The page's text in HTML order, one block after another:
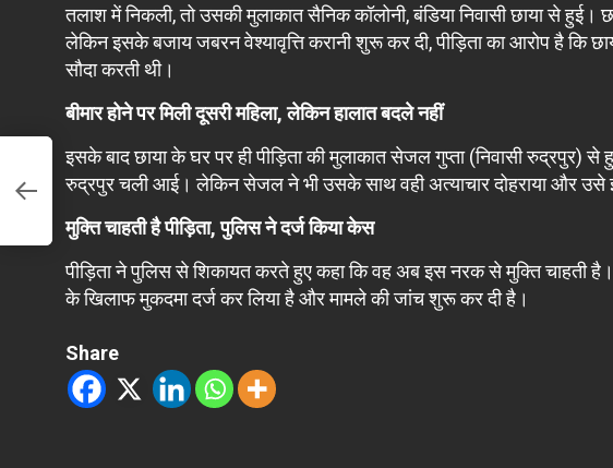
तलाश में निकली, तो उसकी मुलाकात सैनिक कॉलोनी, बंडिया निवासी छाया से हुई।
लेकिन इसके बजाय जबरन वेश्यावृत्ति करानी शुरू कर दी, पीड़िता का आरोप है कि
सौदा करती थी।
बीमार होने पर मिली दूसरी महिला, लेकिन हालात बदले नहीं
इसके बाद छाया के घर पर ही पीड़िता की मुलाकात सेजल गुप्ता (निवासी रुद्रपुर)
रुद्रपुर चली आई। लेकिन सेजल ने भी उसके साथ वही अत्याचार दोहराया और उसे
मुक्ति चाहती है पीड़िता, पुलिस ने दर्ज किया केस
पीड़िता ने पुलिस से शिकायत करते हुए कहा कि वह अब इस नरक से मुक्ति चाहती
के खिलाफ मुकदमा दर्ज कर लिया है और मामले की जांच शुरू कर दी है।
Share